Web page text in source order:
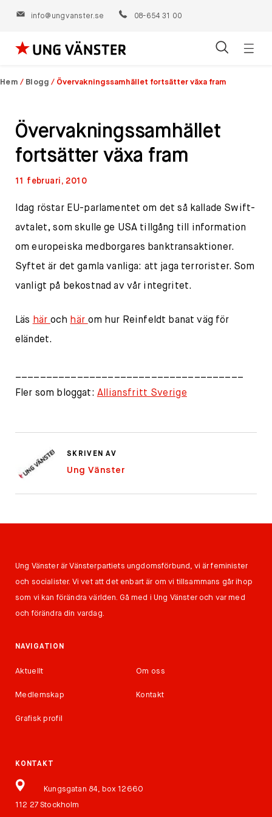
info@ungvanster.se 08-654 31 00
Hoppa
till
Hem / Blogg / Övervakningssamhället fortsätter växa fram
Övervakningssamhället
fortsätter växa fram
11 februari, 2010
Idag röstar EU-parlamentet om det så kallade Swift-
avtalet, som skulle ge USA tillgång till information
om europeiska medborgares banktransaktioner.
Syftet är det gamla vanliga: att jaga terrorister. Som
vanligt på bekostnad av vår integritet.
Läs här och här om hur Reinfeldt banat väg för
eländet.
Fler som bloggat: Alliansfritt Sverige
SKRIVEN AV
Ung Vänster
Ung Vänster är Vänsterpartiets ungdomsförbund, vi är feminister
och socialister. Vi vet att det enbart är om vi tillsammans går ihop
som vi kan förändra världen. Gå med i Ung Vänster och var med
och förändra din vardag.
NAVIGATION
Aktuellt Om oss
Medlemskap Kontakt
Grafisk profil
KONTAKT
Kungsgatan 84, box 12660
112 27 Stockholm